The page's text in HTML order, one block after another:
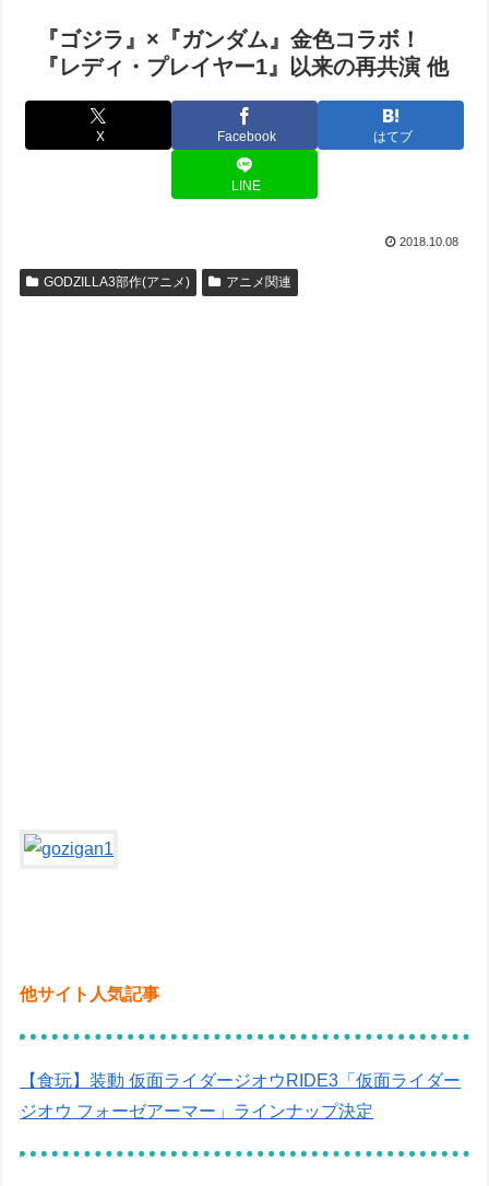
『ゴジラ』×『ガンダム』金色コラボ！
『レディ・プレイヤー1』以来の再共演 他
X Facebook はてブ
LINE
2018.10.08
GODZILLA3部作(アニメ) アニメ関連
他サイト人気記事
【食玩】装動 仮面ライダージオウRIDE3「仮面ライダー
ジオウ フォーゼアーマー」ラインナップ決定